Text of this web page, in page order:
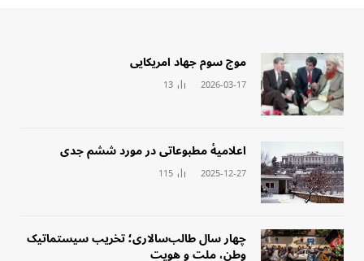
‏موج سوم جهاد امریکایی
2026-03-17
13
‏اعلامیهٔ مطبوعاتی در مورد ششم جدی
2025-12-27
115
چهار سال طالب‌سالاری؛ تخریب سیستماتیک
وطن، ملت و هویت